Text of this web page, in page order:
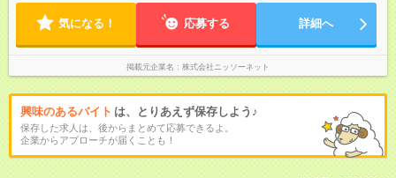
気になる！ 応募する 詳細へ
掲載元企業名 株式会社ニッソーネット
興味のあるバイト は、とりあえず保存しよう♪
保存した求人は、後からまとめて応募できるよ。
企業からアプローチが届くことも！